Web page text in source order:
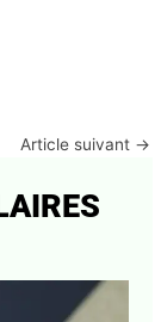
site dans